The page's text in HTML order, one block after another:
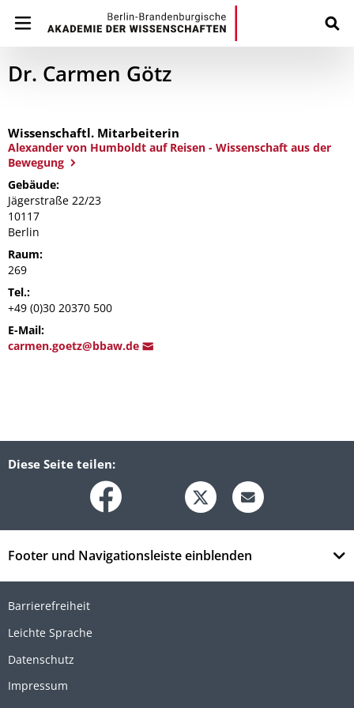
Dr. Carmen Götz
Wissenschaftl. Mitarbeiterin
Alexander von Humboldt auf Reisen - Wissenschaft aus der
Bewegung
Gebäude:
Jägerstraße 22/23
10117
Berlin
Raum:
269
Tel.:
+49 (0)30 20370 500
E-Mail:
carmen.goetz@bbaw.de
Diese Seite teilen:
Footer und Navigationsleiste einblenden
Barrierefreiheit
Leichte Sprache
Datenschutz
Impressum